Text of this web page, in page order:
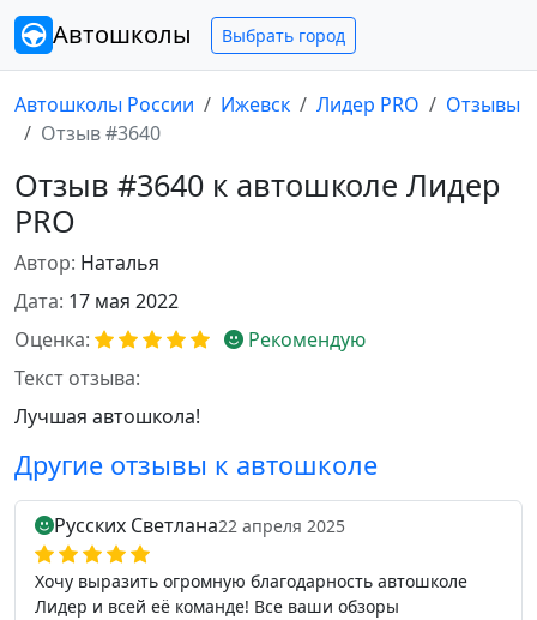
Автошколы Выбрать город
Автошколы России Ижевск Лидер PRO
Отзывы
Отзыв #3640
Отзыв #3640 к автошколе Лидер
PRO
Автор: Наталья
Дата: 17 мая 2022
Оценка:
Рекомендую
Текст отзыва:
Лучшая автошкола!
Другие отзывы к автошколе
Русских Светлана22 апреля 2025
Хочу выразить огромную благодарность автошколе
Лидер и всей её команде! Все ваши обзоры